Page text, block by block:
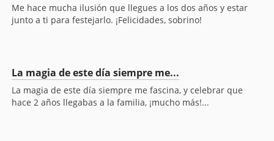
Me hace mucha ilusión que llegues a los dos años y estar
junto a ti para festejarlo. ¡Felicidades, sobrino!
La magia de este día siempre me...
La magia de este día siempre me fascina, y celebrar que
hace 2 años llegabas a la familia, ¡mucho más!...